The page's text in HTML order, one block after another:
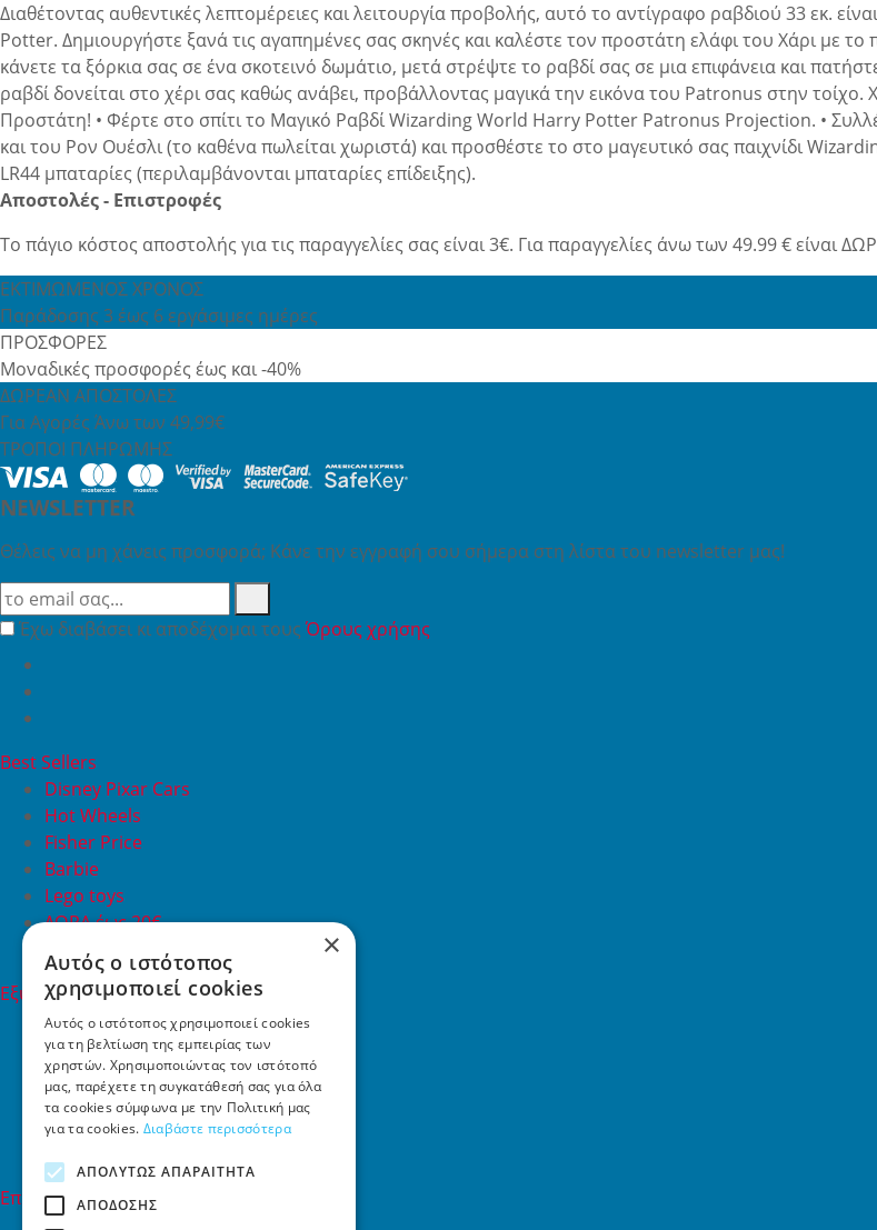
Διαθέτοντας αυθεντικές λεπτομέρειες και λειτουργία προβολής, αυτό το αντίγραφο ραβδιού 33 εκ.
Potter. Δημιουργήστε ξανά τις αγαπημένες σας σκηνές και καλέστε τον προστάτη ελάφι του Χάρι με
κάνετε τα ξόρκια σας σε ένα σκοτεινό δωμάτιο, μετά στρέψτε το ραβδί σας σε μια επιφάνεια και
ραβδί δονείται στο χέρι σας καθώς ανάβει, προβάλλοντας μαγικά την εικόνα του Patronus στην
Προστάτη! • Φέρτε στο σπίτι το Μαγικό Ραβδί Wizarding World Harry Potter Patronus Projection. •
και του Ρον Ουέσλι (το καθένα πωλείται χωριστά) και προσθέστε το στο μαγευτικό σας παιχνίδι
LR44 μπαταρίες (περιλαμβάνονται μπαταρίες επίδειξης).
Αποστολές - Επιστροφές
Το πάγιο κόστος αποστολής για τις παραγγελίες σας είναι 3€. Για παραγγελίες άνω των 49.99 € είναι
ΕΚΤΙΜΩΜΕΝΟΣ ΧΡΟΝΟΣ
Παράδοσης 3 έως 6 εργάσιμες ημέρες
ΠΡΟΣΦΟΡΕΣ
Μοναδικές προσφορές έως και -40%
ΔΩΡΕΑΝ ΑΠΟΣΤΟΛΕΣ
Για Αγορές Άνω των 49,99€
ΤΡΟΠΟΙ ΠΛΗΡΩΜΗΣ
NEWSLETTER
Θέλεις να μη χάνεις προσφορά; Κάνε την εγγραφή σου σήμερα στη λίστα του newsletter μας!
Έχω διαβάσει κι αποδέχομαι τουςΌρους χρήσης
Best Sellers
Disney Pixar Cars
Hot Wheels
Fisher Price
Barbie
Lego toys
ΔΩΡΑ έως 20€
ΠΡΟΣΦΟΡΕΣ
Εξυπηρέτηση Πελατών
Εξυπηρέτηση πελατών
Συχνές ερωτήσεις
Όροι χρήσης
Τρόποι Πληρωμής
Επιστροφές
Επικοινωνία
×
Αυτός ο ιστότοπος
χρησιμοποιεί cookies
Αυτός ο ιστότοπος χρησιμοποιεί cookies
για τη βελτίωση της εμπειρίας των
χρηστών. Χρησιμοποιώντας τον ιστότοπό
μας, παρέχετε τη συγκατάθεσή σας για όλα
τα cookies σύμφωνα με την Πολιτική μας
για τα cookies. Διαβάστε περισσότερα
ΑΠΟΛΎΤΩΣ ΑΠΑΡΑΊΤΗΤΑ
ΑΠΌΔΟΣΗΣ